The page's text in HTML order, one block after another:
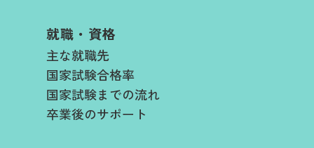
就職・資格
主な就職先
国家試験合格率
国家試験までの流れ
卒業後のサポート